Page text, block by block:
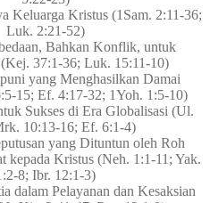
Keluarga Kristus (1Sam. 2:11-36;
Luk. 2:21-52)
Bahkan Konflik, untuk
37:1-36; Luk. 15:11-10)
yang Menghasilkan Damai
15; Ef. 4:17-32; 1Yoh. 1:5-10)
Sukses di Era Globalisasi (Ul.
10:13-16; Ef. 6:1-4)
yang Dituntun oleh Roh
kepada Kristus (Neh. 1:1-11; Yak.
8; Ibr. 12:1-3)
dalam Pelayanan dan Kesaksian